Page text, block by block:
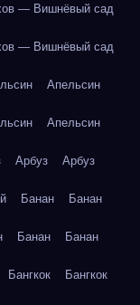
— Вишнёвый сад
— Вишнёвый сад
Апельсин
Апельсин
Арбуз Арбуз
Банан Банан
Банан Банан
Бангкок Бангкок